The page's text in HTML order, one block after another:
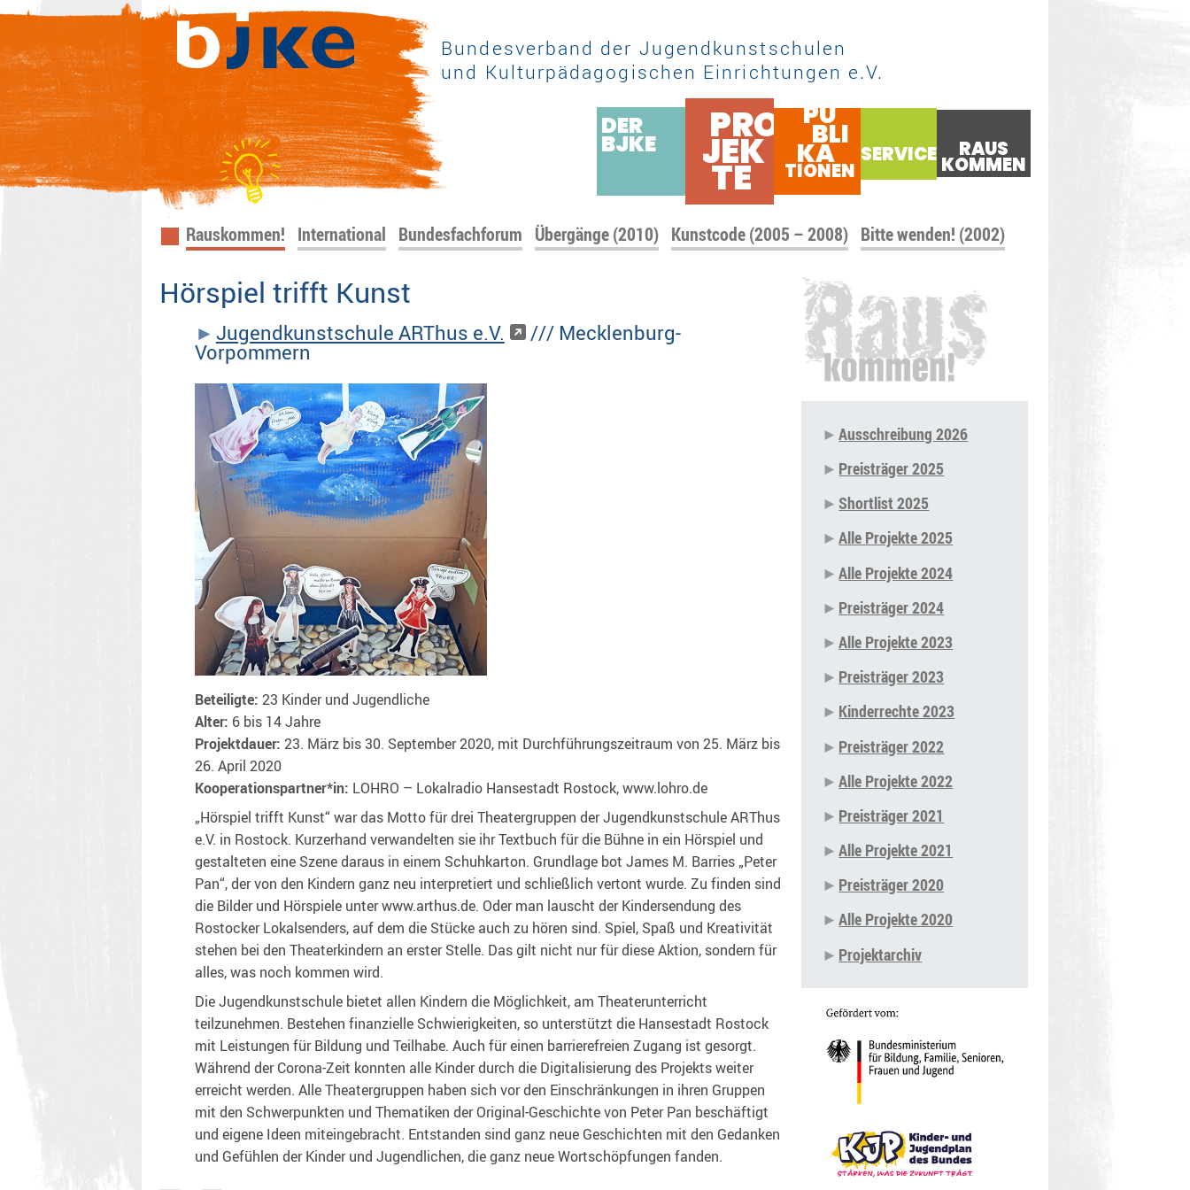
Bundesverband der Jugendkunstschulen
und Kulturpädagogischen Einrichtungen e.V.
DER
BJKE PRO
JEK
TE
PU
BLI
KA
TIONEN
SERVICE RAUS
KOMMEN
Navigation
Rauskommen! International Bundesfachforum Übergänge (2010) Kunstcode (2005 – 2008) Bitte wenden! (2002)
Hörspiel trifft Kunst
Jugendkunstschule ARThus e.V. /// Mecklenburg-
Vorpommern
Beteiligte: 23 Kinder und Jugendliche
Alter: 6 bis 14 Jahre
Projektdauer: 23. März bis 30. September 2020, mit Durchführungszeitraum von 25. März bis
26. April 2020
Kooperationspartner*in: LOHRO – Lokalradio Hansestadt Rostock, www.lohro.de
„Hörspiel trifft Kunst“ war das Motto für drei Theatergruppen der Jugendkunstschule ARThus
e.V. in Rostock. Kurzerhand verwandelten sie ihr Textbuch für die Bühne in ein Hörspiel und
gestalteten eine Szene daraus in einem Schuhkarton. Grundlage bot James M. Barries „Peter
Pan“, der von den Kindern ganz neu interpretiert und schließlich vertont wurde. Zu finden sind
die Bilder und Hörspiele unter www.arthus.de. Oder man lauscht der Kindersendung des
Rostocker Lokalsenders, auf dem die Stücke auch zu hören sind. Spiel, Spaß und Kreativität
stehen bei den Theaterkindern an erster Stelle. Das gilt nicht nur für diese Aktion, sondern für
alles, was noch kommen wird.
Die Jugendkunstschule bietet allen Kindern die Möglichkeit, am Theaterunterricht
teilzunehmen. Bestehen finanzielle Schwierigkeiten, so unterstützt die Hansestadt Rostock
mit Leistungen für Bildung und Teilhabe. Auch für einen barrierefreien Zugang ist gesorgt.
Während der Corona-Zeit konnten alle Kinder durch die Digitalisierung des Projekts weiter
erreicht werden. Alle Theatergruppen haben sich vor den Einschränkungen in ihren Gruppen
mit den Schwerpunkten und Thematiken der Original-Geschichte von Peter Pan beschäftigt
und eigene Ideen miteingebracht. Entstanden sind ganz neue Geschichten mit den Gedanken
und Gefühlen der Kinder und Jugendlichen, die ganz neue Wortschöpfungen fanden.
überspringen
Ausschreibung 2026
Preisträger 2025
Shortlist 2025
Alle Projekte 2025
Alle Projekte 2024
Preisträger 2024
Alle Projekte 2023
Preisträger 2023
Kinderrechte 2023
Preisträger 2022
Alle Projekte 2022
Preisträger 2021
Alle Projekte 2021
Preisträger 2020
Alle Projekte 2020
Projektarchiv